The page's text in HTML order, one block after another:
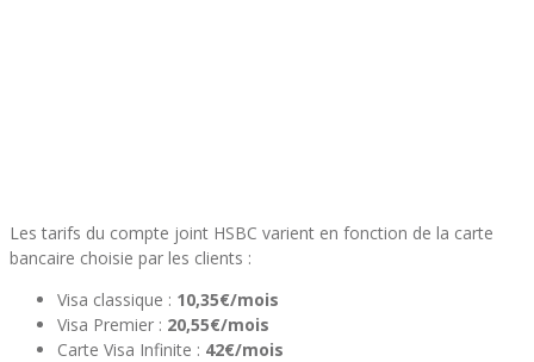
Les tarifs du compte joint HSBC varient en fonction de la carte
bancaire choisie par les clients :
Visa classique : 10,35€/mois
Visa Premier : 20,55€/mois
Carte Visa Infinite : 42€/mois